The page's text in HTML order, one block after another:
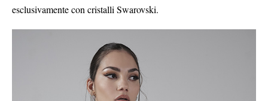
esclusivamente con cristalli Swarovski.